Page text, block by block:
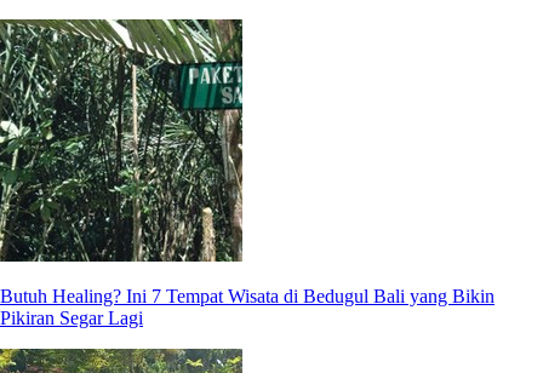
Butuh Healing? Ini 7 Tempat Wisata di Bedugul Bali yang Bikin
Pikiran Segar Lagi